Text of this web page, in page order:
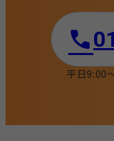
平日9:00